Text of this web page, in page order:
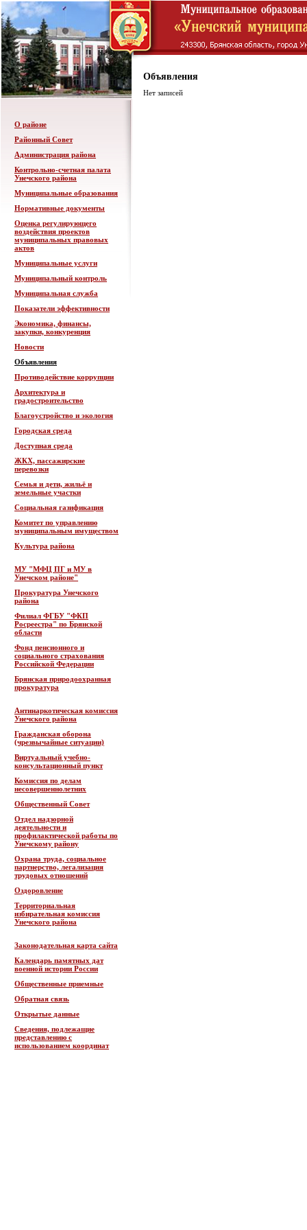
О районе
Районный Совет
Администрация района
Контрольно-счетная палата
Унечского района
Муниципальные образования
Нормативные документы
Оценка регулирующего
воздействия проектов
муниципальных правовых
актов
Муниципальные услуги
Муниципальный контроль
Муниципальная служба
Показатели эффективности
Экономика, финансы,
закупки, конкуренция
Новости
Объявления
Противодействие коррупции
Архитектура и
градостроительство
Благоустройство и экология
Городская среда
Доступная среда
ЖКХ, пассажирские
перевозки
Семья и дети, жильё и
земельные участки
Социальная газификация
Комитет по управлению
муниципальным имуществом
Культура района
МУ "МФЦ ПГ и МУ в
Унечском районе"
Прокуратура Унечского
района
Филиал ФГБУ "ФКП
Росреестра" по Брянской
области
Фонд пенсионного и
социального страхования
Российской Федерации
Брянская природоохранная
прокуратура
Антинаркотическая комиссия
Унечского района
Гражданская оборона
(чрезвычайные ситуации)
Виртуальный учебно-
консультационный пункт
Комиссия по делам
несовершеннолетних
Общественный Совет
Отдел надзорной
деятельности и
профилактической работы по
Унечскому району
Охрана труда, социальное
партнерство, легализация
трудовых отношений
Оздоровление
Территориальная
избирательная комиссия
Унечского района
Законодательная карта сайта
Календарь памятных дат
военной истории России
Общественные приемные
Обратная связь
Открытые данные
Сведения, подлежащие
представлению с
использованием координат
Объявления
Нет записей